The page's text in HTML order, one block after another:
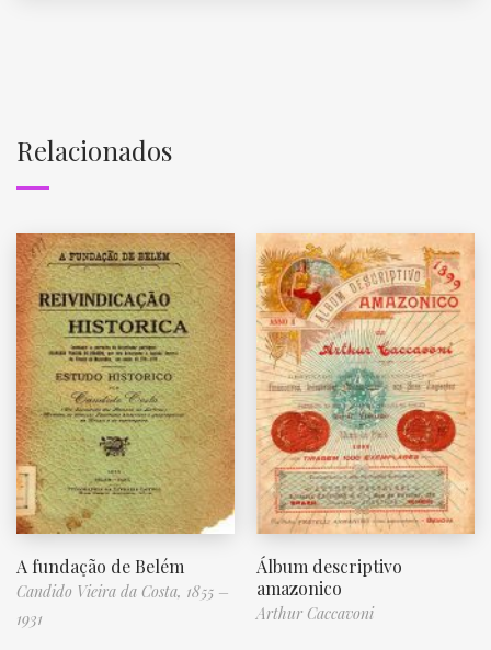
Relacionados
A fundação de Belém
Candido Vieira da Costa, 1855 –
1931
Álbum descriptivo
amazonico
Arthur Caccavoni